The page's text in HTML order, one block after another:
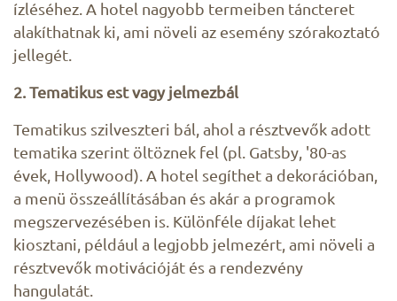
ízléséhez. A hotel nagyobb termeiben táncteret
alakíthatnak ki, ami növeli az esemény szórakoztató
jellegét.
2. Tematikus est vagy jelmezbál
Tematikus szilveszteri bál, ahol a résztvevők adott
tematika szerint öltöznek fel (pl. Gatsby, '80-as
évek, Hollywood). A hotel segíthet a dekorációban,
a menü összeállításában és akár a programok
megszervezésében is. Különféle díjakat lehet
kiosztani, például a legjobb jelmezért, ami növeli a
résztvevők motivációját és a rendezvény
hangulatát.